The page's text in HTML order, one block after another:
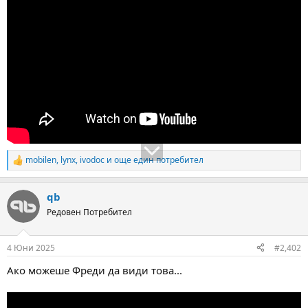
R
e
c
t
i
s
mobilen, lynx, ivodoc и още един потребител
qb
Редовен Потребител
4 Юни 2025 #2,402
Ако можеше Фреди да види това...